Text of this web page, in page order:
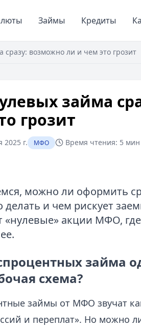
Займы Кредиты
сразу: возможно ли и чем это грозит
займа
грозит
2025 г. МФО Время чтения: 5 мин
можно ли оформить
делать и чем рискует
«нулевые» акции МФО,
займа
схема?
займы от МФО звучат
и переплат». Но можно